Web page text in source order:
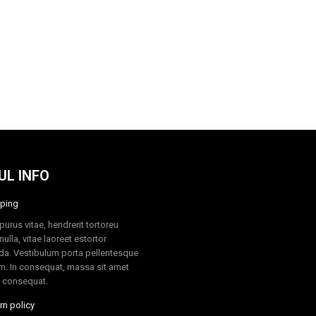
INFO
vitae, hendrerit tortoreu
vitae laoreet estortor
Vestibulum porta pellentesque
In consequat, massa sit amet
consequat.
policy